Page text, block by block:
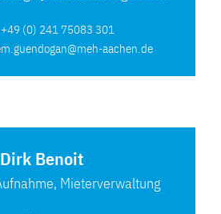
+49 (0) 241 75083 301
aachen.de
Dirk Benoit
Mieterverwaltung